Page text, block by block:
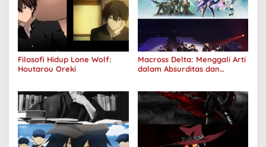
Filosofi Hidup Lone Wolf:
Houtarou Oreki
Macross Delta: Menggali Arti
dalam Absurditas dan